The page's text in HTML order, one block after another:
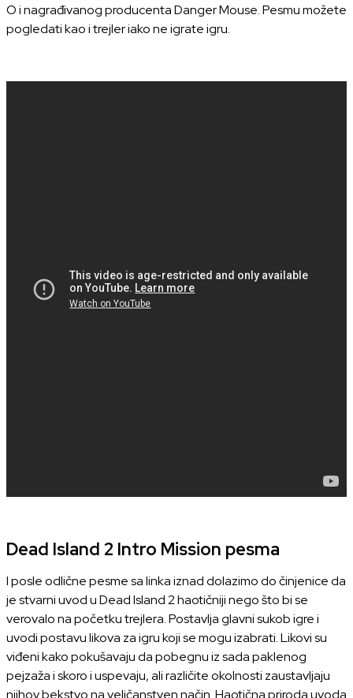
O i nagrađivanog producenta Danger Mouse. Pesmu možete
pogledati kao i trejler iako ne igrate igru.
Dead Island 2 Intro Mission pesma
I posle odlične pesme sa linka iznad dolazimo do činjenice da
je stvarni uvod u Dead Island 2 haotičniji nego što bi se
verovalo na početku trejlera. Postavlja glavni sukob igre i
uvodi postavu likova za igru koji se mogu izabrati. Likovi su
viđeni kako pokušavaju da pobegnu iz sada paklenog
pejzaža i skoro i uspevaju, ali različite okolnosti zaustavljaju
njihov bekstvo na veličanstven način. Haotična priroda uvoda